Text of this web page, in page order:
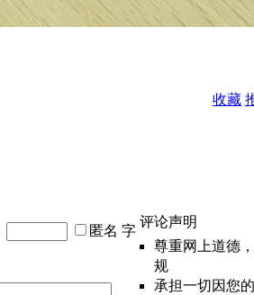
收藏
匿名 字
评论声明
尊重网上道德
规
承担一切因您